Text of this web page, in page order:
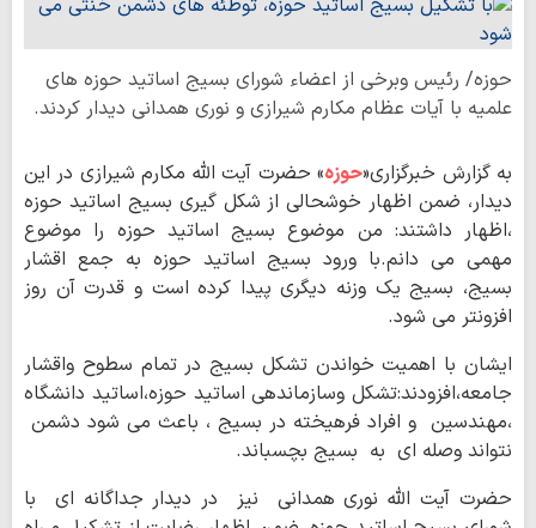
حوزه/ رئیس وبرخی از اعضاء شورای بسیج اساتید حوزه های
علمیه با آیات عظام مکارم شیرازی و نوری همدانی دیدار کردند.
به گزارش خبرگزاری«حوزه» حضرت آیت الله مکارم شیرازی در این
دیدار، ضمن اظهار خوشحالی از شکل گیری بسیج اساتید حوزه
،اظهار داشتند: من موضوع بسیج اساتید حوزه را موضوع
مهمی می دانم.با ورود بسیج اساتید حوزه به جمع اقشار
بسیج، بسیج یک وزنه دیگری پیدا کرده است و قدرت آن روز
افزونتر می شود.
ایشان با اهمیت خواندن تشکل بسیج در تمام سطوح واقشار
جامعه،افزودند:تشکل وسازماندهی اساتید حوزه،اساتید دانشگاه
،مهندسین و افراد فرهیخته در بسیج ، باعث می شود دشمن
نتواند وصله ای به بسیج بچسباند.
حضرت آیت الله نوری همدانی نیز در دیدار جداگانه ای با